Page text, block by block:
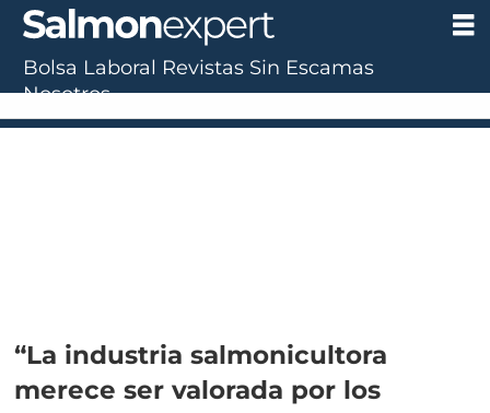
“La industria salmonicultora
merece ser valorada por los
Bolsa Laboral Revistas Sin Escamas
Nosotros